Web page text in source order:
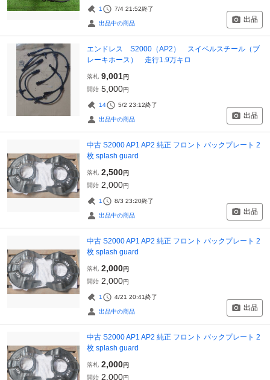
1 7/4 21:52終了
出品中の商品 出品
エンドレス S2000（AP2） スイベルスチール（ブ
レーキホース） 走行1.9万キロ
落札 9,001円
開始 5,000円
14 5/2 23:12終了
出品中の商品 出品
中古 S2000 AP1 AP2 純正 フロント バックプレート 2
枚 splash guard
落札 2,500円
開始 2,000円
1 8/3 23:20終了
出品中の商品 出品
中古 S2000 AP1 AP2 純正 フロント バックプレート 2
枚 splash guard
落札 2,000円
開始 2,000円
1 4/21 20:41終了
出品中の商品 出品
中古 S2000 AP1 AP2 純正 フロント バックプレート 2
枚 splash guard
落札 2,000円
開始 2,000円